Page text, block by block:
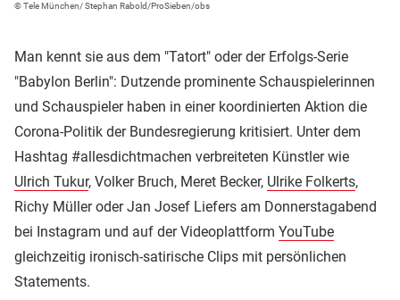
© Tele München/ Stephan Rabold/ProSieben/obs
Man kennt sie aus dem "Tatort" oder der Erfolgs-Serie
"Babylon Berlin": Dutzende prominente Schauspielerinnen
und Schauspieler haben in einer koordinierten Aktion die
Corona-Politik der Bundesregierung kritisiert. Unter dem
Hashtag #allesdichtmachen verbreiteten Künstler wie
Ulrich Tukur, Volker Bruch, Meret Becker, Ulrike Folkerts,
Richy Müller oder Jan Josef Liefers am Donnerstagabend
bei Instagram und auf der Videoplattform YouTube
gleichzeitig ironisch-satirische Clips mit persönlichen
Statements.